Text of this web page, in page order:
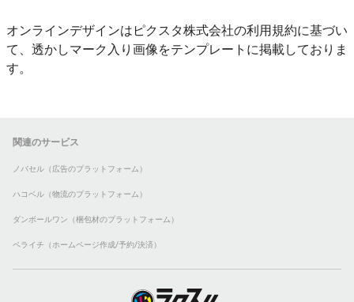
オンラインデザインはピクスタ株式会社の利用規約に基づい
て、透かしマーク入り画像をテンプレートに掲載しておりま
す。
関連のサービス
ノバセル（広告のプラットフォーム）
ハコベル（物流のプラットフォーム）
ダンボールワン（梱包材のプラットフォーム）
ペライチ（ホームページ作成/予約/決済）